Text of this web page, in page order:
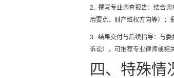
2. 撰写专业调查报告：结合调
用要点、财产维权方向等）；
3. 结果交付与后续指导：与委
诉讼），可推荐专业律师或相
四、特殊情